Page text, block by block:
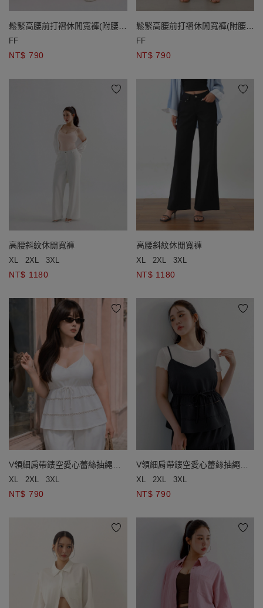
鬆緊高腰前打褶休閒寬褲(附腰
帶)
FF
NT$ 790
鬆緊高腰前打褶休閒寬褲(附腰
帶)
FF
NT$ 790
高腰斜紋休閒寬褲
XL 2XL 3XL
NT$ 1180
高腰斜紋休閒寬褲
XL 2XL 3XL
NT$ 1180
V領細肩帶鏤空愛心蕾絲抽繩收
腰傘擺背心(附胸墊)
XL 2XL 3XL
NT$ 790
V領細肩帶鏤空愛心蕾絲抽繩收
腰傘擺背心(附胸墊)
XL 2XL 3XL
NT$ 790